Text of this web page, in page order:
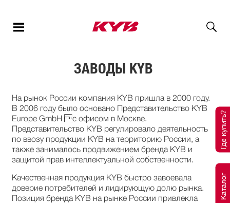
Где купить?
Каталог
ЗАВОДЫ KYB
На рынок России компания KYB пришла в 2000 году.
В 2006 году было основано Представительство KYB
Europe GmbH с офисом в Москве.
Представительство KYB регулировало деятельность
по ввозу продукции KYB на территорию России, а
также занималось продвижением бренда KYB и
защитой прав интеллектуальной собственности.
Качественная продукция KYB быстро завоевала
доверие потребителей и лидирующую долю рынка.
Позиция бренда KYB на рынке России привлекла